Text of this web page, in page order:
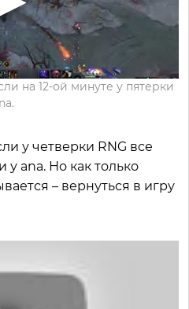
на 12-ой минуте у пятерки
у четверки RNG все
ana. Но как только
– вернуться в игру